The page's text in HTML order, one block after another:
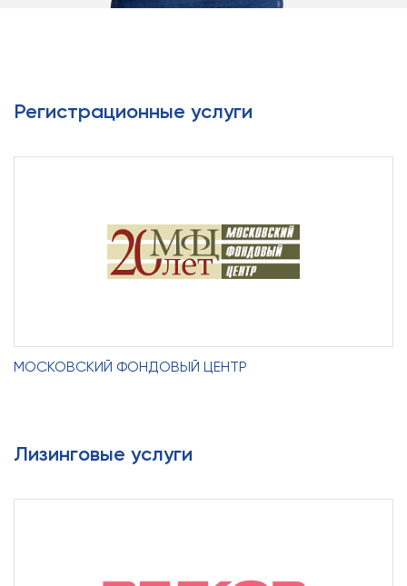
Регистрационные услуги
МОСКОВСКИЙ ФОНДОВЫЙ ЦЕНТР
Лизинговые услуги